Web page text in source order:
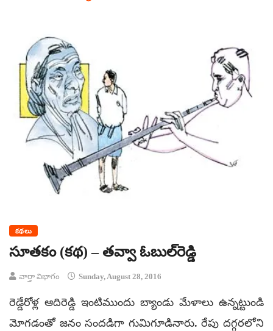
కథలు
సూతకం (కథ) – తవ్వా ఓబుల్‌రెడ్డి
వార్తా విభాగం Sunday, August 28, 2016
రెడ్డేరోళ్ల ఆదిరెడ్డి ఇంటిముందు బ్యాండు మేళాలు ఉన్నట్టుండి
మోగడంతో జనం సందడిగా గుమిగూడినారు. రేపు దగ్గరలోని